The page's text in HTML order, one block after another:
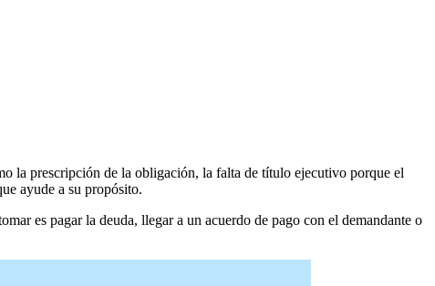
la prescripción de la obligación, la falta de título ejecutivo porque el
ayude a su propósito.
es pagar la deuda, llegar a un acuerdo de pago con el demandante o